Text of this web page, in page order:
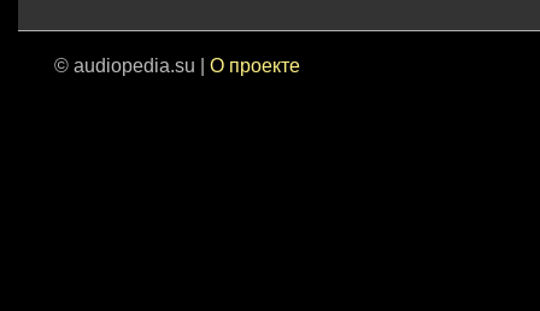
© audiopedia.su | О проекте